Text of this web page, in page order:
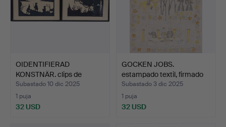
OIDENTIFIERAD
KONSTNÄR. clips de
silueta, …
Subastado 10 dic 2025
1 puja
32 USD
GOCKEN JOBS.
estampado textil, firmado
en …
Subastado 3 dic 2025
1 puja
32 USD